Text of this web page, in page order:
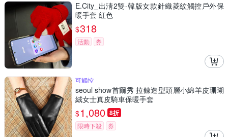
E.City_出淸2雙-韓版女款針織菱紋觸控戶外保
暖手套 紅色
$318
活動 券
可觸控
seoul show首爾秀 拉鍊造型頭層小綿羊皮珊瑚
絨女士真皮騎車保暖手套
$1,080 8折
限時下殺 券